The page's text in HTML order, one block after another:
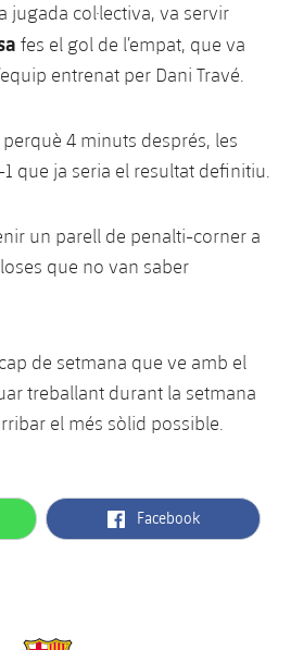
col·lectiva, va servir
fes el gol de l’empat, que va
entrenat per Dani Travé.
perquè 4 minuts després, les
que ja seria el resultat definitiu.
un parell de penalti-corner a
que no van saber
de setmana que ve amb el
treballant durant la setmana
el més sòlid possible.
label.aria.facebook
Facebook